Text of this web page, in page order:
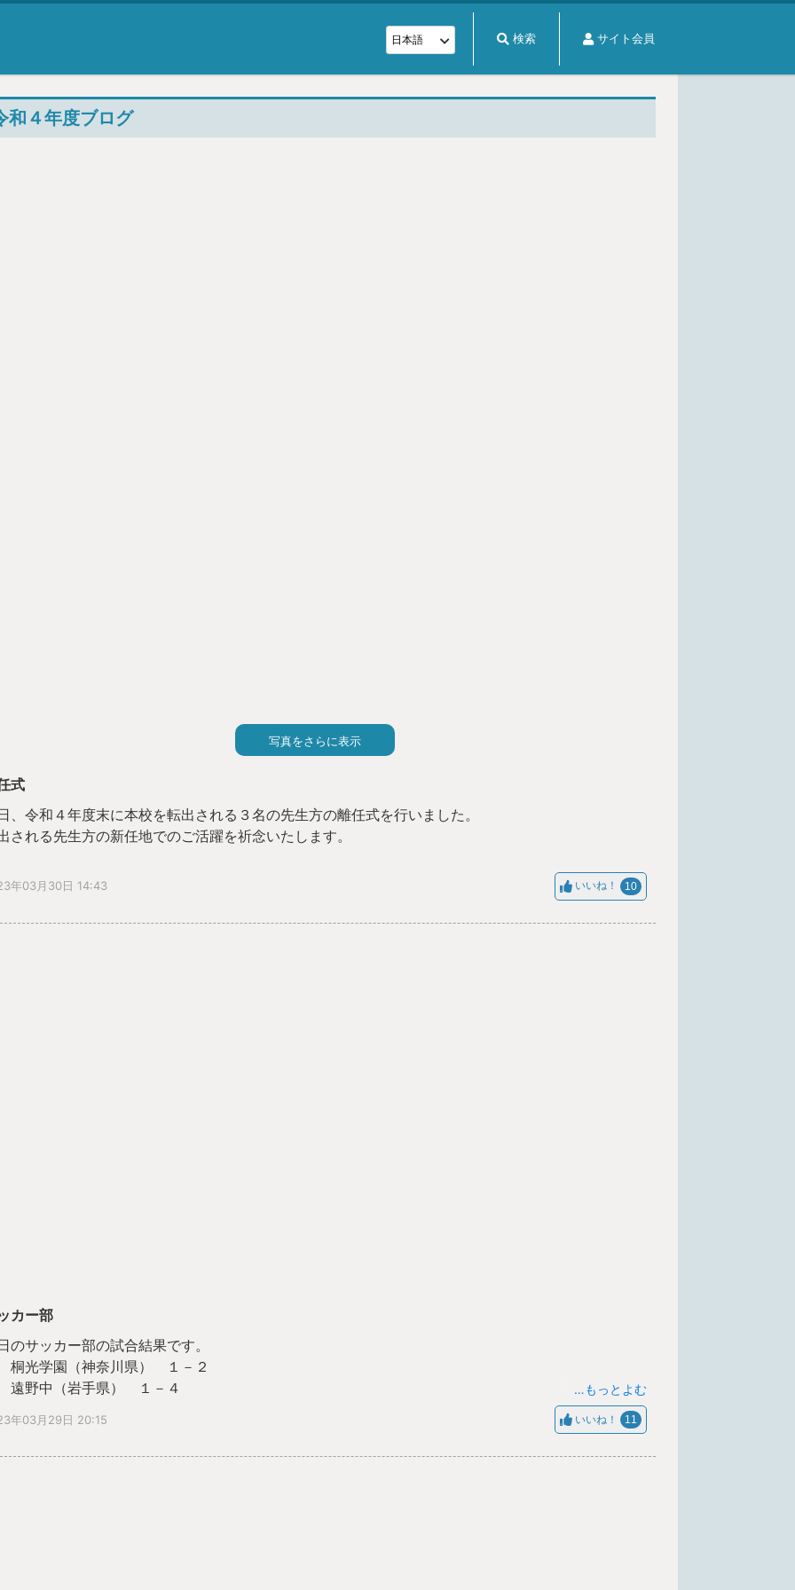
検索 サイト会員
和４年度ブログ
写真をさらに表示
式
、令和４年度末に本校を転出される３名の先生方の離任式を行いました。
される先生方の新任地でのご活躍を祈念いたします。
年03月30日 14:43 いいね！ 10
カー部
のサッカー部の試合結果です。
光学園（神奈川県） １－２
野中（岩手県） １－４
は、「３日間を通してハイレベルな戦いができました。」と伝えてきました。
…もっとよむ
年03月29日 20:15 いいね！ 11